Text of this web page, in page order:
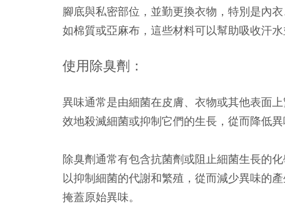
腳底與私密部位，並勤更換衣物，特別是內
如棉質或亞麻布，這些材料可以幫助吸收汗水
使用除臭劑：
異味通常是由細菌在皮膚、衣物或其他表面
效地殺滅細菌或抑制它們的生長，從而降低異
除臭劑通常有包含抗菌劑或阻止細菌生長的
以抑制細菌的代謝和繁殖，從而減少異味的
掩蓋原始異味。